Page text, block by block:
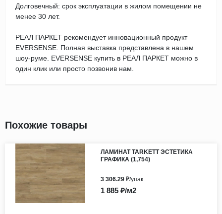
Долговечный: срок эксплуатации в жилом помещении не
менее 30 лет.
РЕАЛ ПАРКЕТ рекомендует инновационный продукт
EVERSENSE. Полная выставка представлена в нашем
шоу-руме. EVERSENSE купить в РЕАЛ ПАРКЕТ можно в
один клик или просто позвонив нам.
Похожие товары
ЛАМИНАТ TARKETT ЭСТЕТИКА
ГРАФИКА (1,754)
1 885 ₽/м2
3 306.29 ₽/упак.